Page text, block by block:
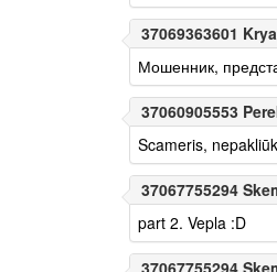
37069363601
Мошенник,
37060905553
Scameris,
37067755294
part 2. Vepla :D
37067755294